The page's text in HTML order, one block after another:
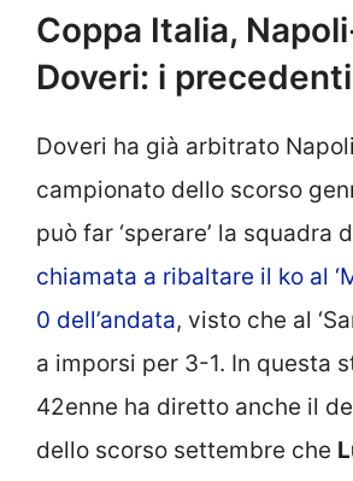
Coppa Italia,
Doveri: i precedenti
Doveri ha già arbitrato
campionato dello scorso
può far ‘sperare’ la squadra
chiamata a ribaltare il ko al
0 dell’andata, visto che al
a imporsi per 3-1. In questa
42enne ha diretto anche il
dello scorso settembre che